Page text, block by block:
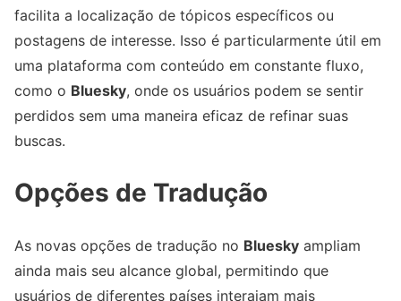
facilita a localização de tópicos específicos ou
postagens de interesse. Isso é particularmente útil em
uma plataforma com conteúdo em constante fluxo,
como o Bluesky, onde os usuários podem se sentir
perdidos sem uma maneira eficaz de refinar suas
buscas.
Opções de Tradução
As novas opções de tradução no Bluesky ampliam
ainda mais seu alcance global, permitindo que
usuários de diferentes países interajam mais